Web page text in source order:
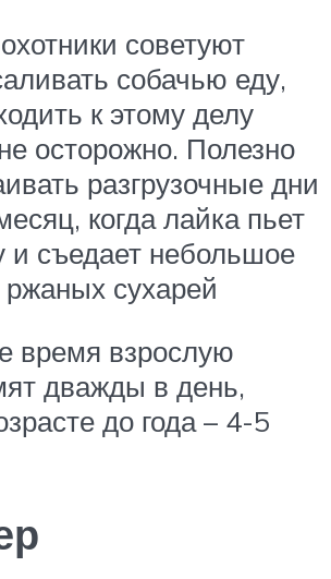
советуют
собачью еду,
к этому делу
осторожно. Полезно
разгрузочные дни
когда лайка пьет
и съедает небольшое
ржаных сухарей
время взрослую
дважды в день,
до года – 4-5